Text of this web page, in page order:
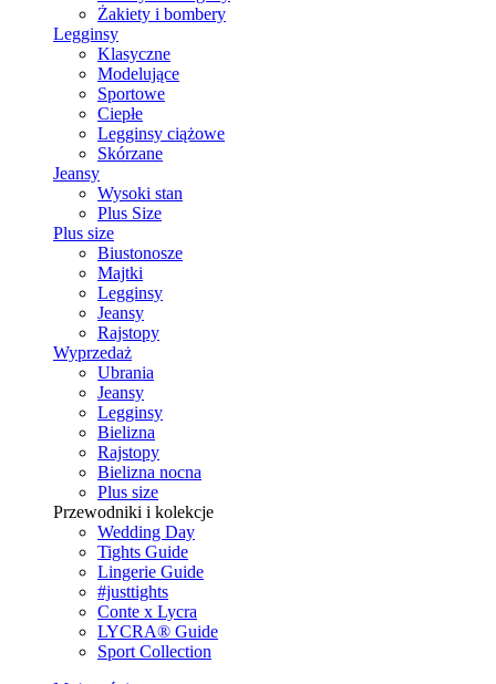
Żakiety i bombery
Legginsy
Klasyczne
Modelujące
Sportowe
Ciepłe
Legginsy ciążowe
Skórzane
Jeansy
Wysoki stan
Plus Size
Plus size
Biustonosze
Majtki
Legginsy
Jeansy
Rajstopy
Wyprzedaż
Ubrania
Jeansy
Legginsy
Bielizna
Rajstopy
Bielizna nocna
Plus size
Przewodniki i kolekcje
Wedding Day
Tights Guide
Lingerie Guide
#justtights
Conte x Lycra
LYCRA® Guide
Sport Сollection